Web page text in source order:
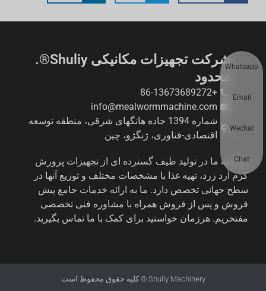
شرکت تجهیزات مکانیکی Shuliy®.
محدود
+86-13673689272
info@mealwormmachine.com
شماره 1394 جاده هانگهای شرقی، منطقه توسعه
اقتصادی-فناوری، ژنگژو، چین
شرکت ما در تولید طیف گسترده ای از تجهیزات پرورش
کرم آرد زرد، تهیه غذا با مشخصات مختلف و توزیع آنها در
سطح جهانی تخصص دارد. ما به ارائه خدمات جامع پیش
فروش و پس از فروش همراه با مشاوره فنی تخصصی
مفتخریم. هرزمان خواستید برای کمک با ما تماس بگیرید.
Shuliy Machinery © کلیه حقوق محفوظ است
Whatsapp
Email
Wechat
Chat